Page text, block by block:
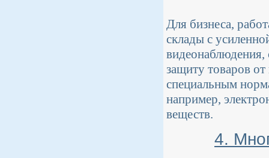
Для бизнеса,
склады с
видеонаблюдения,
защиту товаров
специальным
например,
веществ.
4.